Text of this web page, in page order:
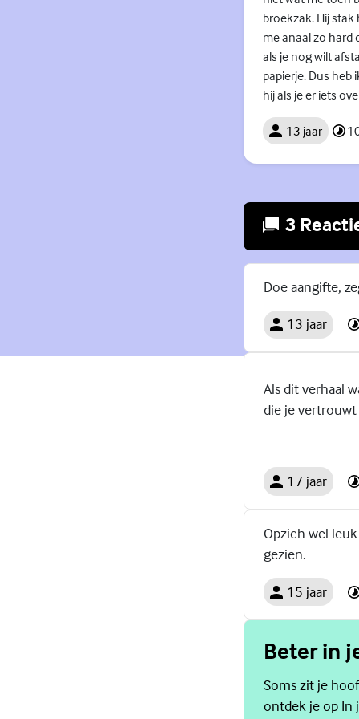
broekzak. Hij
me anaal zo hard
als je nog wilt
papierje. Dus heb
hij als je er iets
13 jaar
3
Doe aangifte,
13 jaar
Als dit verhaal
die je vertrouwt
17 jaar
Opzich wel
gezien.
15 jaar
Beter in
Soms zit je
ontdek je op In